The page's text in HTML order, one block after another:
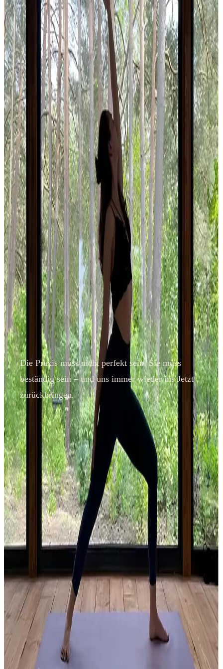
Die Praxis muss nicht perfekt sein. Sie muss
beständig sein – und uns immer wieder ins Jetzt
zurückbringen.